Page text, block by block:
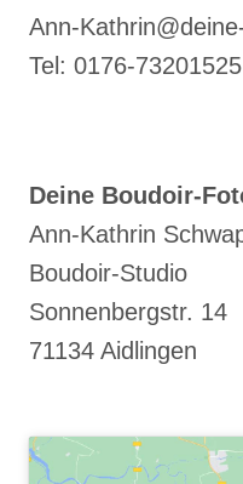
Ann-
Tel: 0176-73201525
Deine Boudoir-
Ann-Kathrin
Boudoir-Studio
Sonnenbergstr. 14
71134 Aidlingen